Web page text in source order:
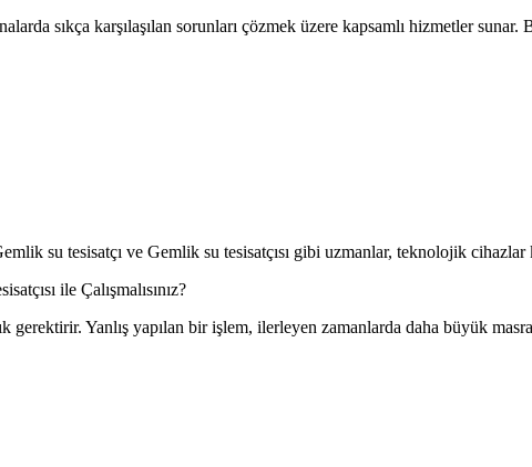
sıkça karşılaşılan sorunları çözmek üzere kapsamlı hizmetler sunar.
su tesisatçı ve Gemlik su tesisatçısı gibi uzmanlar, teknolojik
ile Çalışmalısınız?
gerektirir. Yanlış yapılan bir işlem, ilerleyen zamanlarda daha büyük